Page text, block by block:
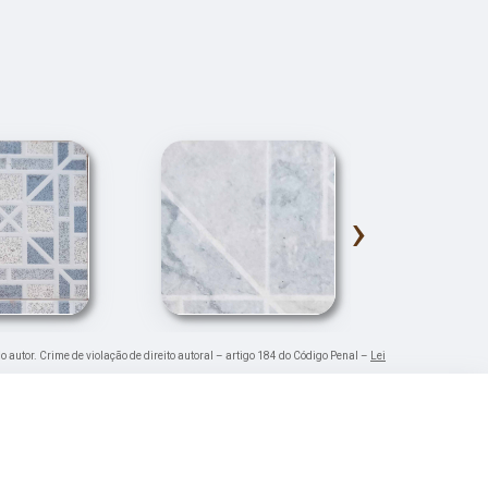
›
Crime de violação de direito autoral – artigo 184 do Código Penal –
Lei